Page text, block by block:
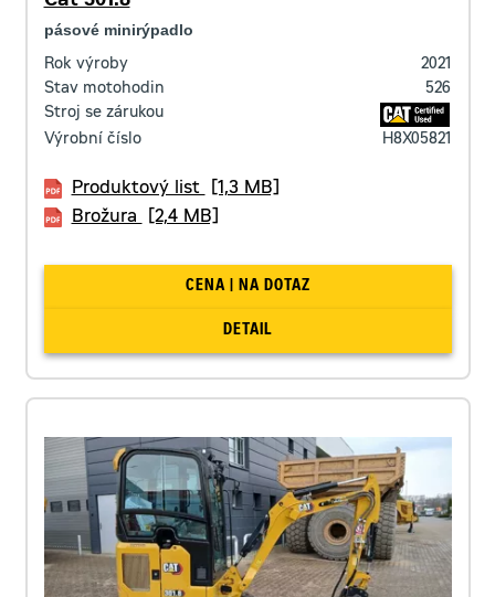
pásové minirýpadlo
Rok výroby
2021
Stav motohodin
526
Stroj se zárukou
Výrobní číslo
H8X05821
Produktový list
[1,3 MB]
Brožura
[2,4 MB]
CENA | NA DOTAZ
DETAIL